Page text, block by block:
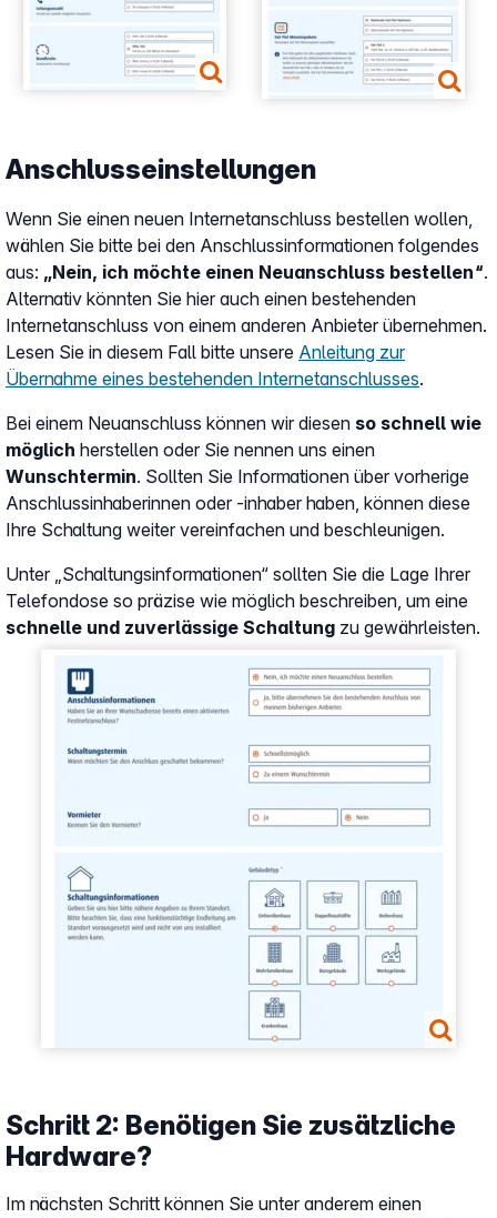
Anschlusseinstellungen
Show larger version
Wenn Sie einen neuen Internetanschluss bestellen wollen,
wählen Sie bitte bei den Anschlussinformationen folgendes
aus: „Nein, ich möchte einen Neuanschluss bestellen“.
Alternativ könnten Sie hier auch einen bestehenden
Internetanschluss von einem anderen Anbieter übernehmen.
Lesen Sie in diesem Fall bitte unsere Anleitung zur
Übernahme eines bestehenden Internetanschlusses.
Bei einem Neuanschluss können wir diesen so schnell wie
möglich herstellen oder Sie nennen uns einen
Wunschtermin. Sollten Sie Informationen über vorherige
Anschlussinhaberinnen oder -inhaber haben, können diese
Ihre Schaltung weiter vereinfachen und beschleunigen.
Unter „Schaltungsinformationen“ sollten Sie die Lage Ihrer
Telefondose so präzise wie möglich beschreiben, um eine
schnelle und zuverlässige Schaltung zu gewährleisten.
Schritt 2: Benötigen Sie zusätzliche
Hardware?
Im nächsten Schritt können Sie unter anderem einen